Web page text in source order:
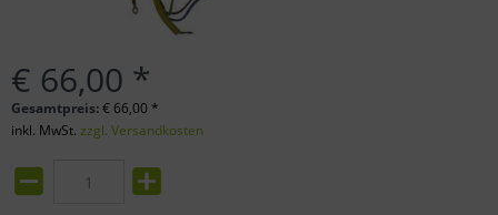
€ 66,00 *
Gesamtpreis:€ 66,00 *
inkl. MwSt. zzgl. Versandkosten